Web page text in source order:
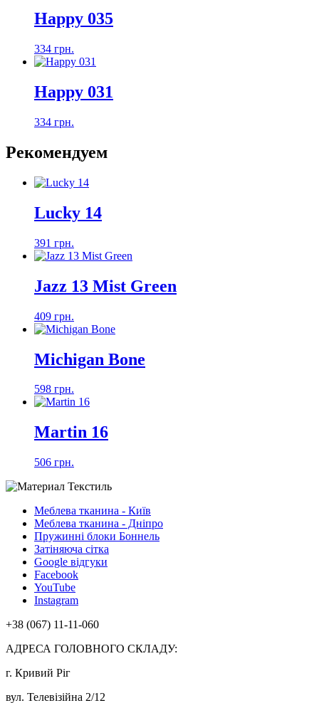
Happy 035
334 грн.
Happy 031
334 грн.
Рекомендуем
Lucky 14
391 грн.
Jazz 13 Mist Green
409 грн.
Michigan Bone
598 грн.
Martin 16
506 грн.
Меблева тканина - Київ
Меблева тканина - Дніпро
Пружинні блоки Боннель
Затіняюча сітка
Google відгуки
Facebook
YouTube
Instagram
+38 (067) 11-11-060
АДРЕСА ГОЛОВНОГО СКЛАДУ:
г. Кривий Ріг
вул. Телевізійна 2/12